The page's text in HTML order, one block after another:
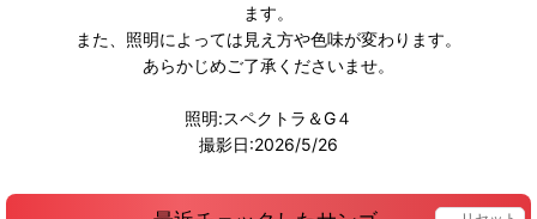
ます。
また、照明によっては見え方や色味が変わります。
あらかじめご了承くださいませ。
照明:スペクトラ＆G４
撮影日:2026/5/26